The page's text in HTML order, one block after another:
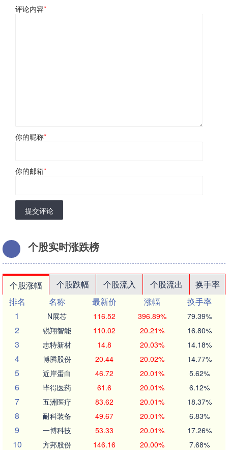
评论内容*
你的昵称*
你的邮箱*
提交评论
个股实时涨跌榜
个股涨幅 个股跌幅 个股流入 个股流出
换手率
排名
名称 最新价 涨幅
换手率
1
N展芯 116.52 396.89% 79.39%
2 锐翔智能 110.02 20.21% 16.80%
3 志特新材 14.8 20.03% 14.18%
4 博腾股份 20.44 20.02% 14.77%
5 近岸蛋白 46.72 20.01% 5.62%
6 毕得医药 61.6 20.01% 6.12%
7 五洲医疗 83.62 20.01% 18.37%
8 耐科装备 49.67 20.01% 6.83%
9 一博科技 53.33 20.01% 17.26%
10 方邦股份 146.16 20.00% 7.68%